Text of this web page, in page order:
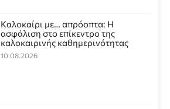
Καλοκαίρι με… απρόοπτα: Η
ασφάλιση στο επίκεντρο της
καλοκαιρινής καθημερινότητας
10.08.2026